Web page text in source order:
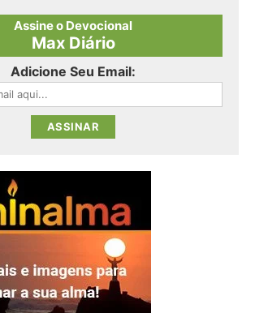
Assine o Devocional
Max Diário
Adicione Seu Email: